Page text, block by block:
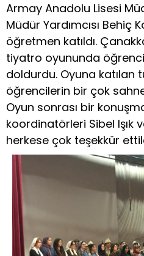
Armay Anadolu Lisesi
Müdür Yardımcısı Behiç
öğretmen katıldı.
tiyatro oyununda
doldurdu. Oyuna katılan
öğrencilerin bir çok
Oyun sonrası bir
koordinatörleri Sibel Işık
herkese çok teşekkür